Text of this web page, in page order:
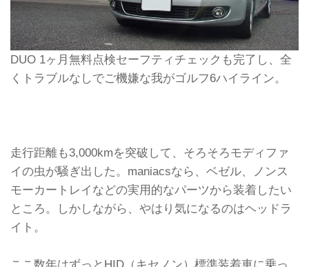
DUO 1ヶ月無料点検セーフティチェックも完了し、全
くトラブルなしでご機嫌な我がゴルフ6ハイライン。
走行距離も3,000kmを突破して、そろそろモディファ
イの虫が騒ぎ出した。maniacsなら、ベゼル、ノンス
モーカートレイなどの実用的なパーツから装着したい
ところ。しかしながら、やはり気になるのはヘッドラ
イト。
ここ数年はずっとHID（キセノン）標準装着車に乗っ